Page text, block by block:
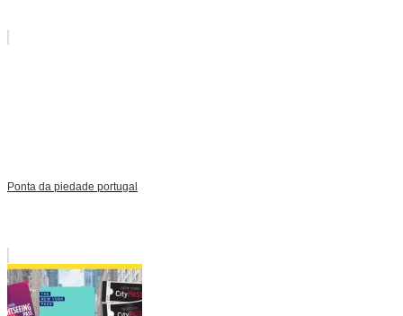
Ponta da piedade portugal